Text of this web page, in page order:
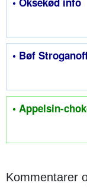
• Bøf
• Appelsin-
Kommentarer